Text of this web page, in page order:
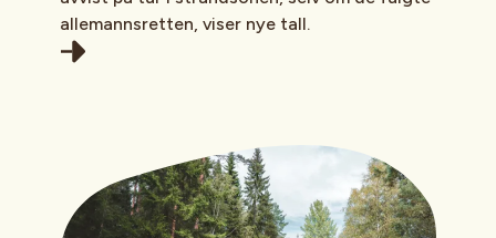
allemannsretten, viser nye tall.